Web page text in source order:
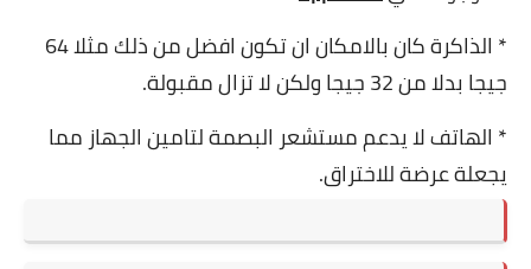
* الذاكرة كان بالامكان ان تكون افضل من ذلك مثلا 64
جيجا بدلا من 32 جيجا ولكن لا تزال مقبولة.
* الهاتف لا يدعم مستشعر البصمة لتامين الجهاز مما
يجعلة عرضة للاختراق.